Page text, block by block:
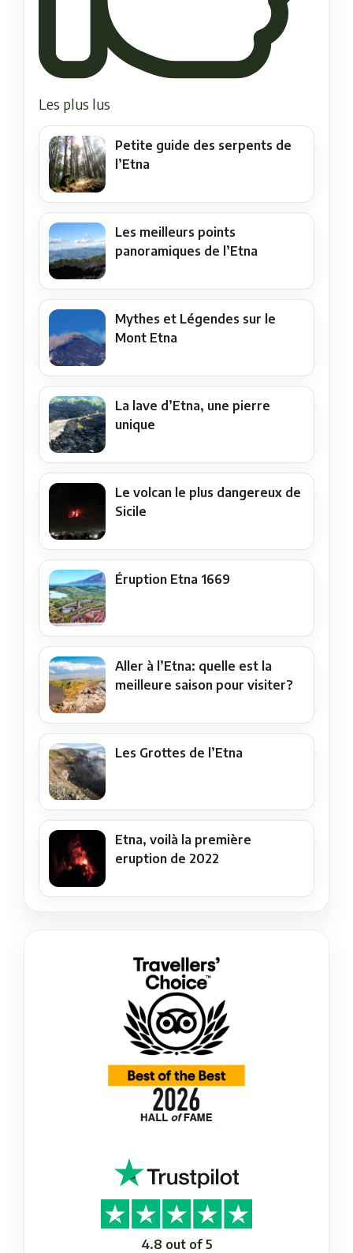
Les plus lus
Petite guide des serpents de
l’Etna
Les meilleurs points
panoramiques de l’Etna
Mythes et Légendes sur le
Mont Etna
La lave d’Etna, une pierre
unique
Le volcan le plus dangereux de
Sicile
Éruption Etna 1669
Aller à l’Etna: quelle est la
meilleure saison pour visiter?
Les Grottes de l’Etna
Etna, voilà la première
eruption de 2022
4.8 out of 5